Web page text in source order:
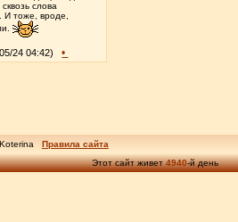
слова
И тоже, вроде,
24 04:42) •
Правила сайта
Этот сайт живет4940-й день